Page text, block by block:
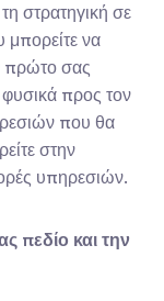
στρατηγική σε
μπορείτε να
πρώτο σας
προς τον
που θα
στην
υπηρεσιών.
πεδίο και την